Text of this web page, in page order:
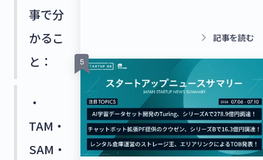
事で分
かるこ
と：
・
TAM・
SAM・
Solutions、シードラウンドで4億
トアップニュース】
keyboard_arrow_right 記事を読む